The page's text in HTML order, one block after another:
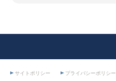
サイトポリシー プライバシーポリシー